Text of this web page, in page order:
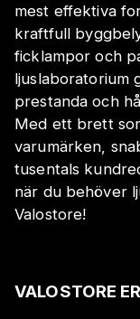
mest effektiva
kraftfull
ficklampor och
ljuslaboratorium
prestanda och
Med ett brett
varumärken,
tusentals
när du behöver
Valostore!
VALOSTORE